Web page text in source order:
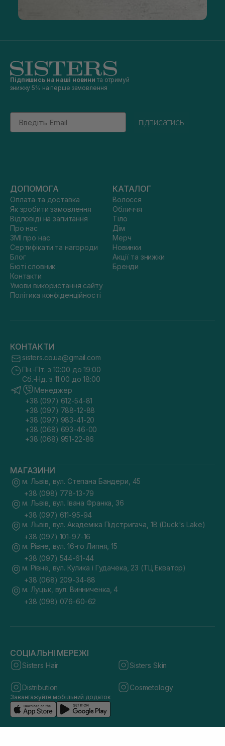
Підпишись на наші новини та отримуй
знижку 5% на перше замовлення
Email
підписатись
ДОПОМОГА
Оплата та доставка
Як зробити замовлення
Відповіді на запитання
Про нас
ЗМІ про нас
Сертифікати та нагороди
Блог
Бюті словник
Контакти
Умови використання сайту
Політика конфіденційності
КАТАЛОГ
Волосся
Обличчя
Тіло
Дім
Мерч
Новинки
Акції та знижки
Бренди
КОНТАКТИ
sisters.co.ua@gmail.com
Пн.-Пт. з 10:00 до 19:00
Сб.-Нд. з 11:00 до 18:00
Менеджер
+38 (097) 612-54-81
+38 (097) 788-12-88
+38 (097) 983-41-20
+38 (068) 693-46-00
+38 (068) 951-22-86
МАГАЗИНИ
м. Львів, вул. Степана Бандери, 45
+38 (098) 778-13-79
м. Львів, вул. Івана Франка, 36
+38 (097) 611-95-94
м. Львів, вул. Академіка Підстригача, 1В (Duck's Lake)
+38 (097) 101-97-16
м. Рівне, вул. 16-го Липня, 15
+38 (097) 544-61-44
м. Рівне, вул. Кулика і Гудачека, 23 (ТЦ Екватор)
+38 (068) 209-34-88
м. Луцьк, вул. Винниченка, 4
+38 (098) 076-60-62
СОЦІАЛЬНІ МЕРЕЖІ
Sisters Hair Sisters Skin
Distribution Cosmetology
Завантажуйте мобільний додаток